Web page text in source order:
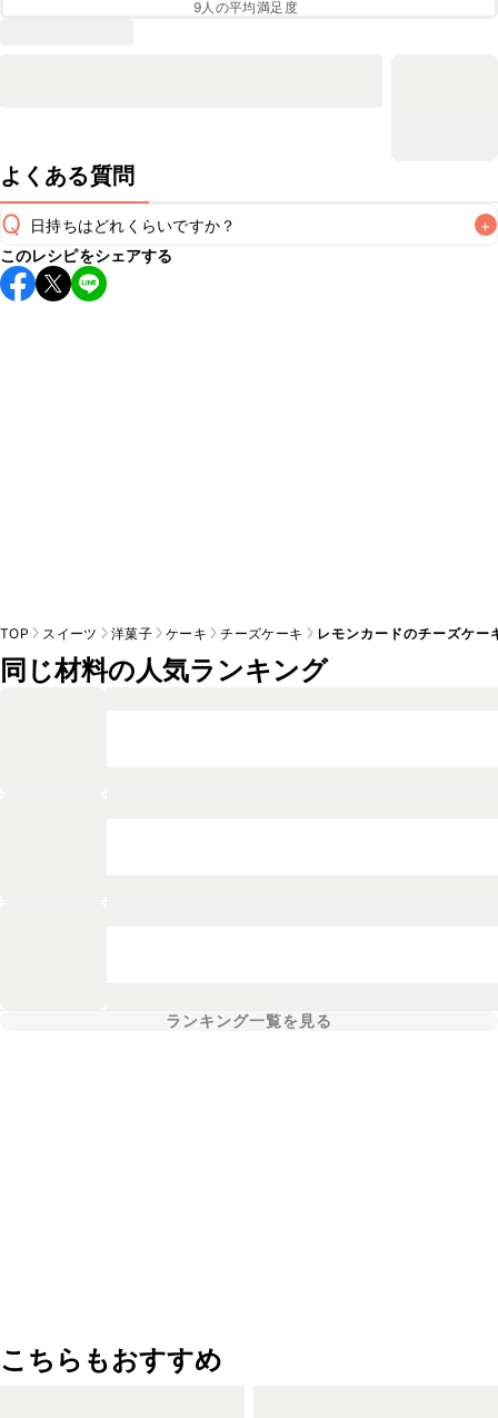
9人の平均満足度
よくある質問
Q 日持ちはどれくらいですか？ +
保存期間は冷蔵で当日中が目安です。なるべくお早めにお召
し上がりください。
このレシピをシェアする
TOP スイーツ 洋菓子 ケーキ チーズケーキ レモンカードのチーズケー
同じ材料の人気ランキング
ランキング一覧を見る
こちらもおすすめ